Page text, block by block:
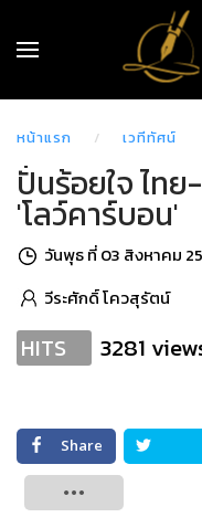
หน้าแรก เวทีทัศน์
ปั่นร้อยใจ ไท
'โลว์คาร์บอน'
วันพุธ ที่ 03 สิงหาคม
วีระศักดิ์ โควสุรัตน์
HITS 3281
Share